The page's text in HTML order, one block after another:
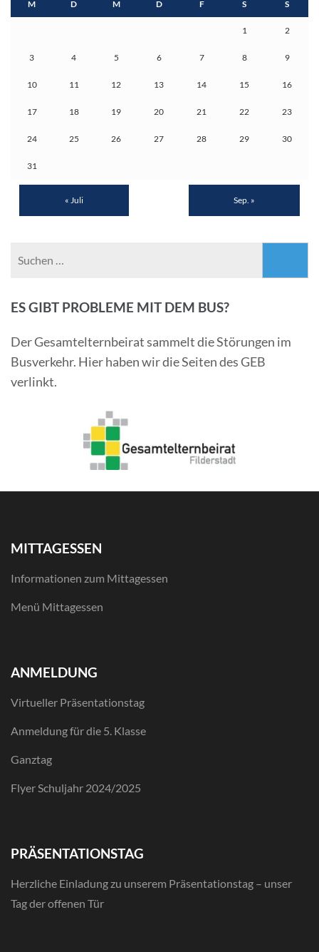
M D M D F S S
1 2
3 4 5 6 7 8 9
10 11 12 13 14 15 16
17 18 19 20 21 22 23
24 25 26 27 28 29 30
31
« Juli Sep. »
ES GIBT PROBLEME MIT DEM BUS?
Der Gesamtelternbeirat sammelt die Störungen im
Busverkehr. Hier haben wir die Seiten des GEB
verlinkt.
MITTAGESSEN
Informationen zum Mittagessen
Menü Mittagessen
ANMELDUNG
Virtueller Präsentationstag
Anmeldung für die 5. Klasse
Ganztag
Flyer Schuljahr 2024/2025
PRÄSENTATIONSTAG
Herzliche Einladung zu unserem Präsentationstag – unser
Tag der offenen Tür